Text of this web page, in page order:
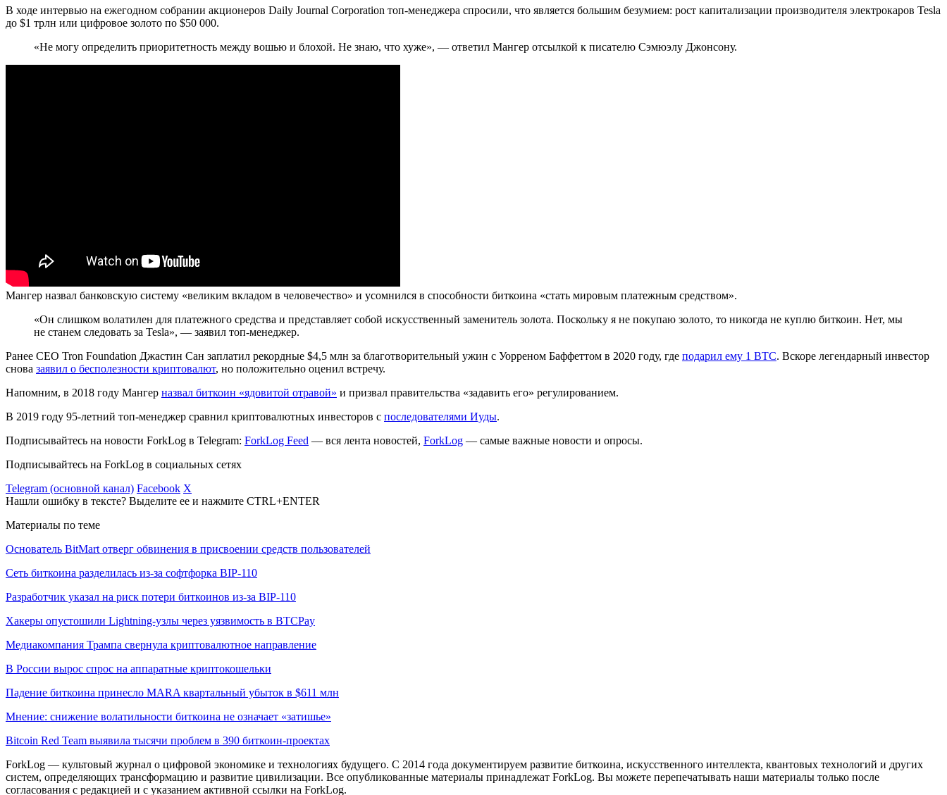
В ходе интервью на ежегодном собрании акционеров Daily Journal Corporation топ-менеджера спросили, что является большим безумием: рост капитализации производителя электрокаров Tesla
до $1 трлн или цифровое золото по $50 000.
«Не могу определить приоритетность между вошью и блохой. Не знаю, что хуже», — ответил Мангер отсылкой к писателю Сэмюэлу Джонсону.
Мангер назвал банковскую систему «великим вкладом в человечество» и усомнился в способности биткоина «стать мировым платежным средством».
«Он слишком волатилен для платежного средства и представляет собой искусственный заменитель золота. Поскольку я не покупаю золото, то никогда не куплю биткоин. Нет, мы
не станем следовать за Tesla», — заявил топ-менеджер.
Ранее CEO Tron Foundation Джастин Сан заплатил рекордные $4,5 млн за благотворительный ужин с Уорреном Баффеттом в 2020 году, где подарил ему 1 BTC. Вскоре легендарный инвестор
снова заявил о бесполезности криптовалют, но положительно оценил встречу.
Напомним, в 2018 году Мангер назвал биткоин «ядовитой отравой» и призвал правительства «задавить его» регулированием.
В 2019 году 95-летний топ-менеджер сравнил криптовалютных инвесторов с последователями Иуды.
Подписывайтесь на новости ForkLog в Telegram: ForkLog Feed — вся лента новостей, ForkLog — самые важные новости и опросы.
Подписывайтесь на ForkLog в социальных сетях
Telegram (основной канал) Facebook X
Нашли ошибку в тексте? Выделите ее и нажмите CTRL+ENTER
Материалы по теме
Основатель BitMart отверг обвинения в присвоении средств пользователей
Сеть биткоина разделилась из-за софтфорка BIP-110
Разработчик указал на риск потери биткоинов из-за BIP-110
Хакеры опустошили Lightning-узлы через уязвимость в BTCPay
Медиакомпания Трампа свернула криптовалютное направление
В России вырос спрос на аппаратные криптокошельки
Падение биткоина принесло MARA квартальный убыток в $611 млн
Мнение: снижение волатильности биткоина не означает «затишье»
Bitcoin Red Team выявила тысячи проблем в 390 биткоин-проектах
ForkLog — культовый журнал о цифровой экономике и технологиях будущего. С 2014 года документируем развитие биткоина, искусственного интеллекта, квантовых технологий и других
систем, определяющих трансформацию и развитие цивилизации. Все опубликованные материалы принадлежат ForkLog. Вы можете перепечатывать наши материалы только после
согласования с редакцией и с указанием активной ссылки на ForkLog.